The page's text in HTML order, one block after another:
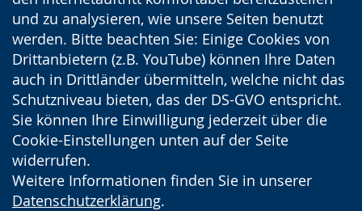
und zu analysieren, wie unsere Seiten benutzt
werden. Bitte beachten Sie: Einige Cookies von
Drittanbietern (z.B. YouTube) können Ihre Daten
auch in Drittländer übermitteln, welche nicht das
Schutzniveau bieten, das der DS-GVO entspricht.
Sie können Ihre Einwilligung jederzeit über die
Cookie-Einstellungen unten auf der Seite
widerrufen.
Weitere Informationen finden Sie in unserer
Datenschutzerklärung.